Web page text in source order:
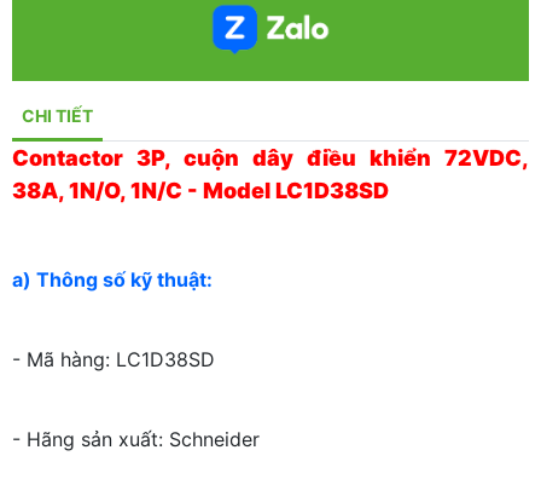
CHI TIẾT
Contactor 3P, cuộn dây điều khiển 72VDC,
38A, 1N/O, 1N/C - Model LC1D38SD
a) Thông số kỹ thuật:
- Mã hàng: LC1D38SD
- Hãng sản xuất: Schneider